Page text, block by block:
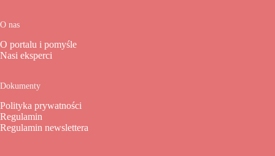
O nas
O portalu i pomyśle
Nasi eksperci
Dokumenty
Polityka prywatności
Regulamin
Regulamin newslettera